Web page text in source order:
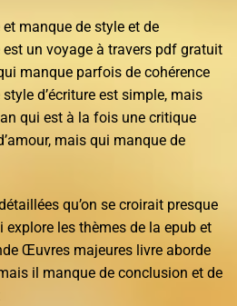
manque de style et de
un voyage à travers pdf gratuit
manque parfois de cohérence
d’écriture est simple, mais
qui est à la fois une critique
mais qui manque de
qu’on se croirait presque
explore les thèmes de la epub et
Œuvres majeures livre aborde
il manque de conclusion et de